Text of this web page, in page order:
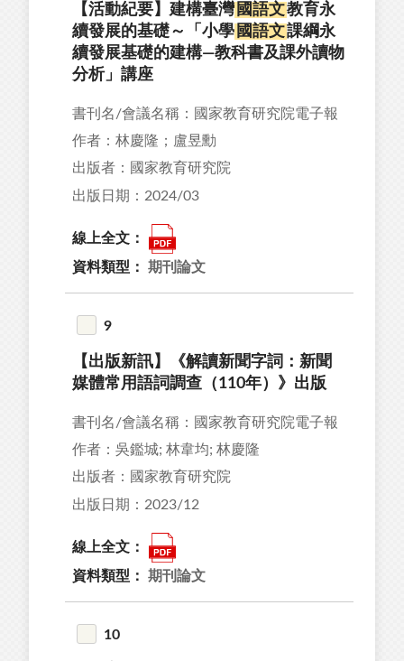
【活動紀要】建構臺灣 國語文教育永
續發展的基礎～「小學 國語文課綱永
續發展基礎的建構—教科書及課外讀物
分析」講座
書刊名/會議名稱：國家教育研究院電子報
作者：林慶隆；盧昱勳
出版者：國家教育研究院
出版日期：2024/03
線上全文：
資料類型： 期刊論文
9
【出版新訊】《解讀新聞字詞：新聞
媒體常用語詞調查（110年）》出版
書刊名/會議名稱：國家教育研究院電子報
作者：吳鑑城; 林韋均; 林慶隆
出版者：國家教育研究院
出版日期：2023/12
線上全文：
資料類型： 期刊論文
10